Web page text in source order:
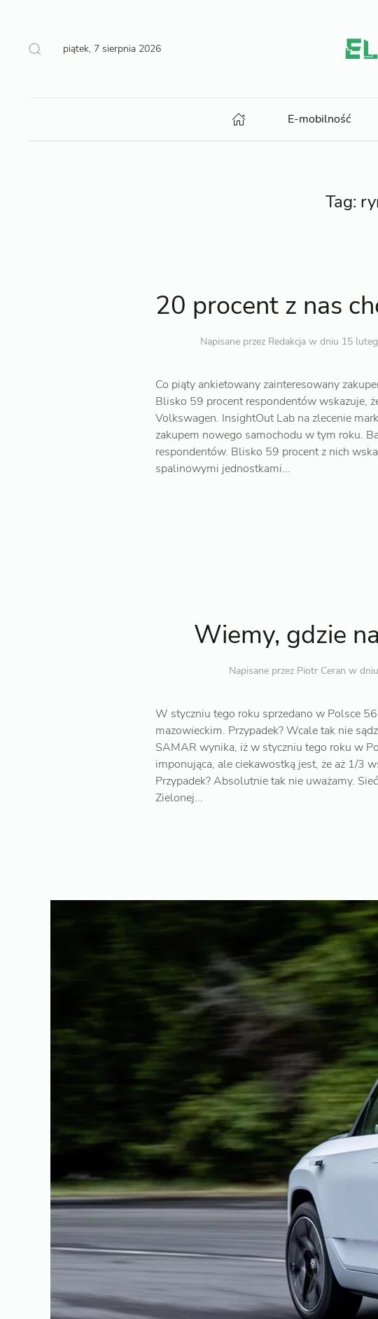
piątek, 7 sierpnia 2026
E-mobilność
Tag:
20 procent z nas
Napisane przez Redakcja w dniu 15
Co piąty ankietowany zainteresowany
Blisko 59 procent respondentów wskazuje,
Volkswagen. InsightOut Lab na zlecenie
zakupem nowego samochodu w tym roku.
respondentów. Blisko 59 procent z nich
spalinowymi jednostkami...
Wiemy, gdzie
Napisane przez Piotr Ceran w dniu
W styczniu tego roku sprzedano w Polsce
mazowieckim. Przypadek? Wcale tak nie
SAMAR wynika, iż w styczniu tego roku w
imponująca, ale ciekawostką jest, że aż 1/3
Przypadek? Absolutnie tak nie uważamy.
Zielonej...